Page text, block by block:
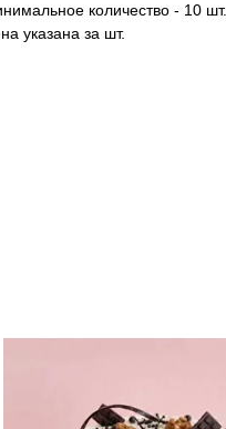
количество - 10 шт.
указана за шт.